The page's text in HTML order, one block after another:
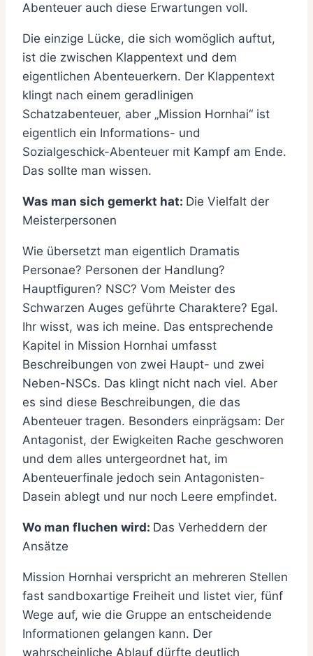
Abenteuer auch diese Erwartungen voll.
Die einzige Lücke, die sich womöglich auftut,
ist die zwischen Klappentext und dem
eigentlichen Abenteuerkern. Der Klappentext
klingt nach einem geradlinigen
Schatzabenteuer, aber „Mission Hornhai“ ist
eigentlich ein Informations- und
Sozialgeschick-Abenteuer mit Kampf am Ende.
Das sollte man wissen.
Was man sich gemerkt hat: Die Vielfalt der
Meisterpersonen
Wie übersetzt man eigentlich Dramatis
Personae? Personen der Handlung?
Hauptfiguren? NSC? Vom Meister des
Schwarzen Auges geführte Charaktere? Egal.
Ihr wisst, was ich meine. Das entsprechende
Kapitel in Mission Hornhai umfasst
Beschreibungen von zwei Haupt- und zwei
Neben-NSCs. Das klingt nicht nach viel. Aber
es sind diese Beschreibungen, die das
Abenteuer tragen. Besonders einprägsam: Der
Antagonist, der Ewigkeiten Rache geschworen
und dem alles untergeordnet hat, im
Abenteuerfinale jedoch sein Antagonisten-
Dasein ablegt und nur noch Leere empfindet.
Wo man fluchen wird: Das Verheddern der
Ansätze
Mission Hornhai verspricht an mehreren Stellen
fast sandboxartige Freiheit und listet vier, fünf
Wege auf, wie die Gruppe an entscheidende
Informationen gelangen kann. Der
wahrscheinliche Ablauf dürfte deutlich